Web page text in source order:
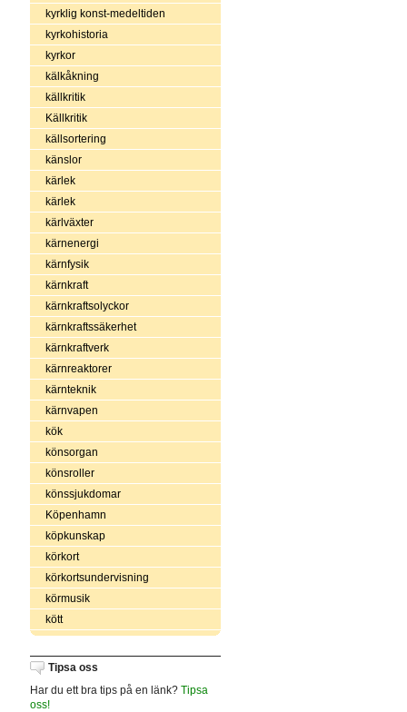
kyrklig konst-medeltiden
kyrkohistoria
kyrkor
kälkåkning
källkritik
Källkritik
källsortering
känslor
kärlek
kärlek
kärlväxter
kärnenergi
kärnfysik
kärnkraft
kärnkraftsolyckor
kärnkraftssäkerhet
kärnkraftverk
kärnreaktorer
kärnteknik
kärnvapen
kök
könsorgan
könsroller
könssjukdomar
Köpenhamn
köpkunskap
körkort
körkortsundervisning
körmusik
kött
Tipsa oss
Har du ett bra tips på en länk? Tipsa
oss!